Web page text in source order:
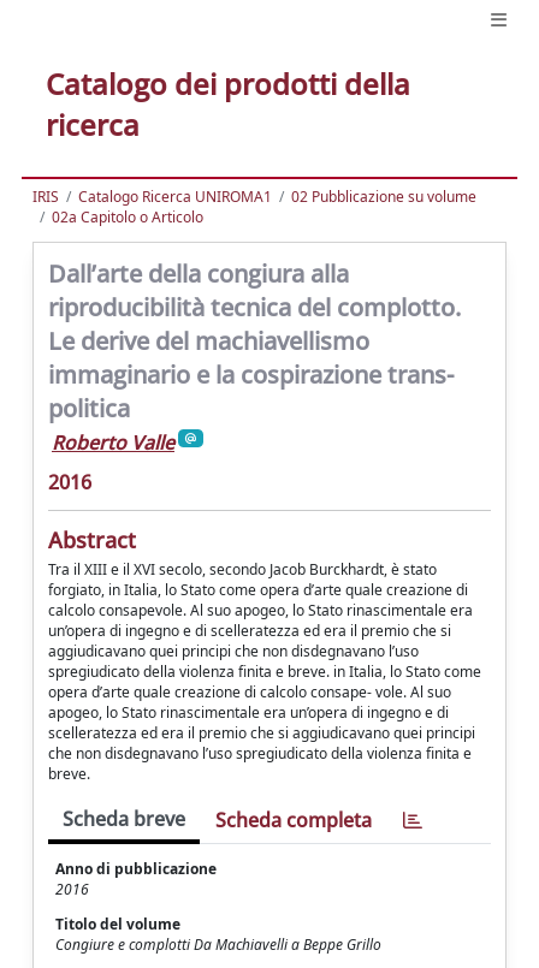
Catalogo dei prodotti della
ricerca
IRIS Catalogo Ricerca UNIROMA1
02 Pubblicazione su volume
02a Capitolo o Articolo
Dall’arte della congiura alla
riproducibilità tecnica del complotto.
Le derive del machiavellismo
immaginario e la cospirazione trans-
politica
Roberto Valle
2016
Abstract
Tra il XIII e il XVI secolo, secondo Jacob Burckhardt, è stato
forgiato, in Italia, lo Stato come opera d’arte quale creazione di
calcolo consapevole. Al suo apogeo, lo Stato rinascimentale era
un’opera di ingegno e di scelleratezza ed era il premio che si
aggiudicavano quei principi che non disdegnavano l’uso
spregiudicato della violenza finita e breve. in Italia, lo Stato come
opera d’arte quale creazione di calcolo consape- vole. Al suo
apogeo, lo Stato rinascimentale era un’opera di ingegno e di
scelleratezza ed era il premio che si aggiudicavano quei principi
che non disdegnavano l’uso spregiudicato della violenza finita e
breve.
Scheda breve Scheda completa
Anno di pubblicazione
2016
Titolo del volume
Congiure e complotti Da Machiavelli a Beppe Grillo